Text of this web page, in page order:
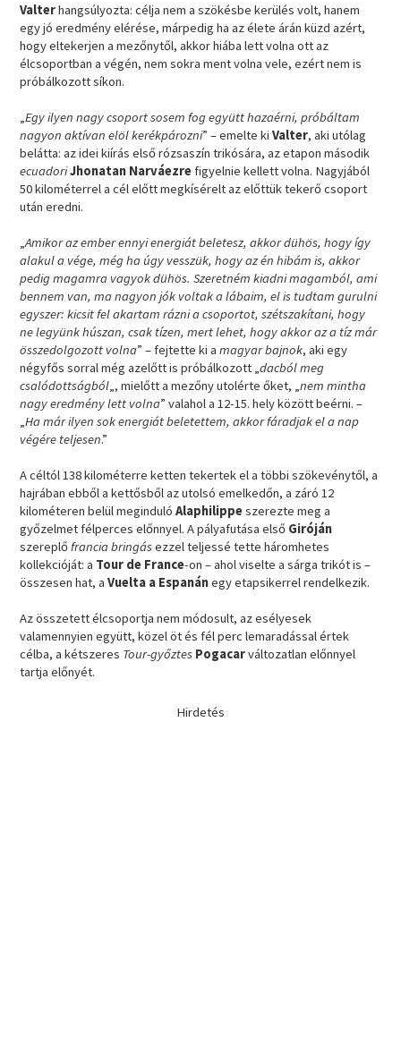
Valterhangsúlyozta: célja nem a szökésbe kerülés volt, hanem
egy jó eredmény elérése, márpedig ha az élete árán küzd azért,
hogy eltekerjen a mezőnytől, akkor hiába lett volna ott az
élcsoportban a végén, nem sokra ment volna vele, ezért nem is
próbálkozott síkon.
„Egy ilyen nagy csoport sosem fog együtt hazaérni, próbáltam
nagyon aktívan elöl kerékpározni” – emelte kiValter, aki utólag
belátta: az idei kiírás első rózsaszín trikósára, az etapon második
ecuadoriJhonatan Narváezrefigyelnie kellett volna. Nagyjából
50 kilométerrel a cél előtt megkísérelt az előttük tekerő csoport
után eredni.
„Amikor az ember ennyi energiát beletesz, akkor dühös, hogy így
alakul a vége, még ha úgy vesszük, hogy az én hibám is, akkor
pedig magamra vagyok dühös. Szeretném kiadni magamból, ami
bennem van, ma nagyon jók voltak a lábaim, el is tudtam gurulni
egyszer: kicsit fel akartam rázni a csoportot, szétszakítani, hogy
ne legyünk húszan, csak tízen, mert lehet, hogy akkor az a tíz már
összedolgozott volna” – fejtette ki amagyar bajnok, aki egy
négyfős sorral még azelőtt is próbálkozott „dacból meg
csalódottságból„, mielőtt a mezőny utolérte őket, „nem mintha
nagy eredmény lett volna” valahol a 12-15. hely között beérni. –
„Ha már ilyen sok energiát beletettem, akkor fáradjak el a nap
végére teljesen.”
A céltól 138 kilométerre ketten tekertek el a többi szökevénytől, a
hajrában ebből a kettősből az utolsó emelkedőn, a záró 12
kilométeren belül megindulóAlaphilippeszerezte meg a
győzelmet félperces előnnyel. A pályafutása első Giróján
szereplőfrancia bringásezzel teljessé tette háromhetes
kollekcióját: a Tour de France-on – ahol viselte a sárga trikót is –
összesen hat, aVuelta a Espanánegy etapsikerrel rendelkezik.
Az összetett élcsoportja nem módosult, az esélyesek
valamennyien együtt, közel öt és fél perc lemaradással értek
célba, a kétszeres Tour-győztes Pogacarváltozatlan előnnyel
tartja előnyét.
Hirdetés